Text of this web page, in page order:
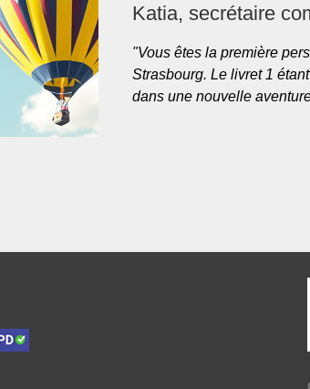
Katia, secrétaire
"Vous êtes la première
Strasbourg. Le livret 1
dans une nouvelle